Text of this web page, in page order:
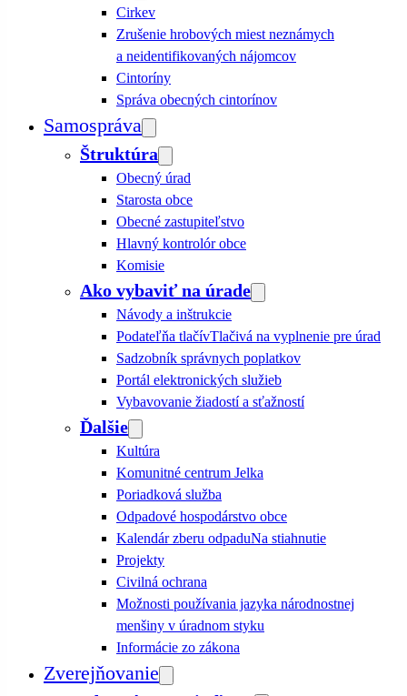
Cirkev
Zrušenie hrobových miest neznámych
a neidentifikovaných nájomcov
Cintoríny
Správa obecných cintorínov
Samospráva
Štruktúra
Obecný úrad
Starosta obce
Obecné zastupiteľstvo
Hlavný kontrolór obce
Komisie
Ako vybaviť na úrade
Návody a inštrukcie
Podateľňa tlačívTlačivá na vyplnenie pre úrad
Sadzobník správnych poplatkov
Portál elektronických služieb
Vybavovanie žiadostí a sťažností
Ďalšie
Kultúra
Komunitné centrum Jelka
Poriadková služba
Odpadové hospodárstvo obce
Kalendár zberu odpaduNa stiahnutie
Projekty
Civilná ochrana
Možnosti používania jazyka národnostnej
menšiny v úradnom styku
Informácie zo zákona
Zverejňovanie